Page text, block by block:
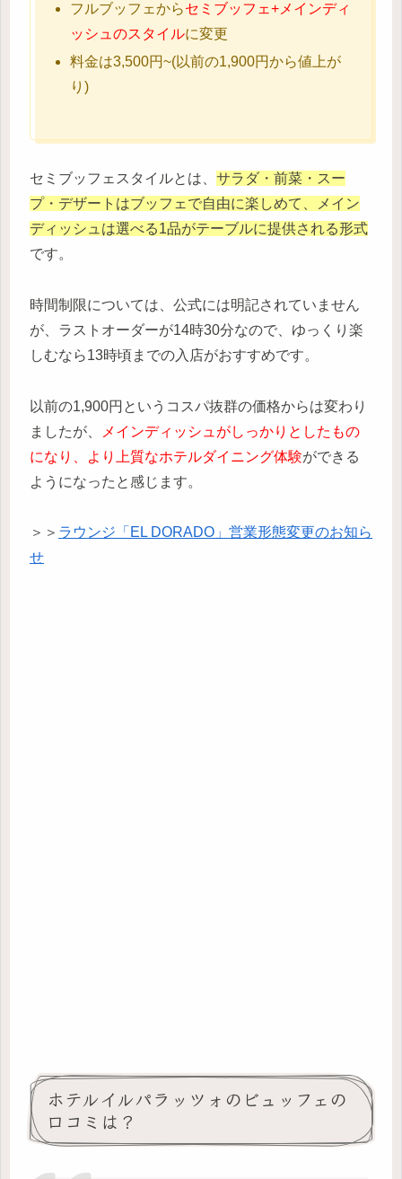
フルブッフェからセミブッフェ+メインディ
ッシュのスタイルに変更
料金は3,500円~(以前の1,900円から値上が
り)
セミブッフェスタイルとは、 サラダ・前菜・スー
プ・デザートはブッフェで自由に楽しめて、メイン
ディッシュは選べる1品がテーブルに提供される形式
です。
時間制限については、公式には明記されていません
が、ラストオーダーが14時30分なので、ゆっくり楽
しむなら13時頃までの入店がおすすめです。
以前の1,900円というコスパ抜群の価格からは変わり
ましたが、
メインディッシュがしっかりとしたもの
になり、より上質なホテルダイニング体験ができる
ようになったと感じます。
＞＞ ラウンジ「EL DORADO」営業形態変更のお知ら
せ
ホテルイルパラッツォのビュッフェの
口コミは？